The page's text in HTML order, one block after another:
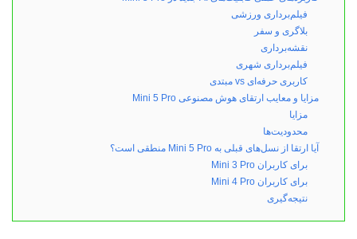
فیلم‌برداری ورزشی
بلاگری و سفر
نقشه‌برداری
فیلم‌برداری شهری
کاربری حرفه‌ای vs مبتدی
مزایا و معایب ارتقای هوش مصنوعی Mini 5 Pro
مزایا
محدودیت‌ها
آیا ارتقا از نسل‌های قبلی به Mini 5 Pro منطقی است؟
برای کاربران Mini 3 Pro
برای کاربران Mini 4 Pro
نتیجه‌گیری